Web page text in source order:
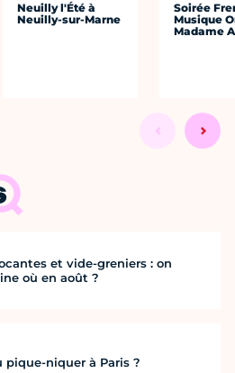
Neuilly l'Été à
Neuilly-sur-Marne
Soirée
Musique
Madame
et vide-greniers : on
où en août ?
pique-niquer à Paris ?